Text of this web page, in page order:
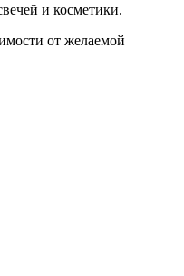
и косметики.
от желаемой